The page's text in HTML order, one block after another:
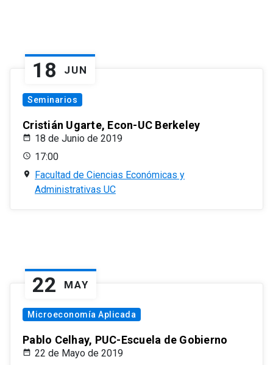
18 JUN
Seminarios
Cristián Ugarte, Econ-UC Berkeley
18 de Junio de 2019
17:00
Facultad de Ciencias Económicas y
Administrativas UC
22 MAY
Microeconomía Aplicada
Pablo Celhay, PUC-Escuela de Gobierno
22 de Mayo de 2019